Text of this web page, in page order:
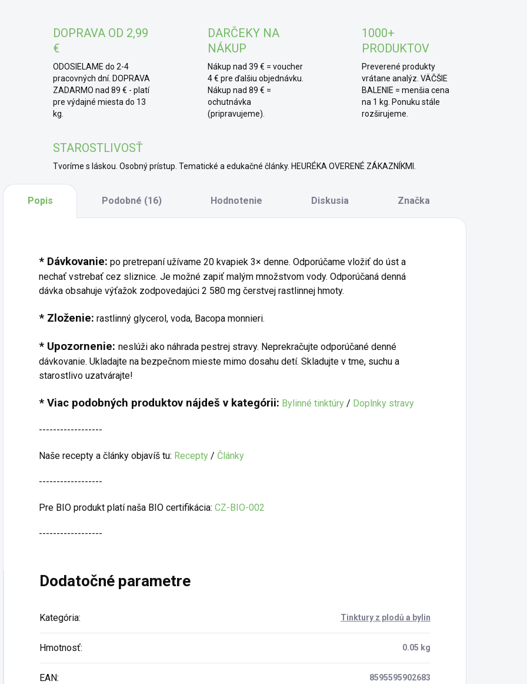
alebo naopak pre vyššiu vekovú skupinu či osoby s
psychicky náročným zamestnaním.
Bacopa je tiež významným antioxidantom a prispieva k
normálnej funkcii žlčníka.
DOPRAVA OD 2,99
€
ODOSIELAME do 2-4
pracovných dní. DOPRAVA
ZADARMO nad 89 € - platí
pre výdajné miesta do 13
kg.
DARČEKY NA
NÁKUP
Nákup nad 39 € = voucher
4 € pre ďalšiu objednávku.
Nákup nad 89 € =
ochutnávka
(pripravujeme).
1000+
PRODUKTOV
Preverené produkty
vrátane analýz. VÄČŠIE
BALENIE = menšia cena
na 1 kg. Ponuku stále
rozširujeme.
STAROSTLIVOSŤ
Tvoríme s láskou. Osobný prístup. Tematické a edukačné články. HEURÉKA OVERENÉ ZÁKAZNÍKMI.
Popis Podobné (16) Hodnotenie Diskusia Značka
* Dávkovanie: po pretrepaní užívame 20 kvapiek 3× denne. Odporúčame vložiť do úst a
nechať vstrebať cez sliznice. Je možné zapiť malým množstvom vody. Odporúčaná denná
dávka obsahuje výťažok zodpovedajúci 2 580 mg čerstvej rastlinnej hmoty.
* Zloženie: rastlinný glycerol, voda, Bacopa monnieri.
* Upozornenie: neslúži ako náhrada pestrej stravy. Neprekračujte odporúčané denné
dávkovanie. Ukladajte na bezpečnom mieste mimo dosahu detí. Skladujte v tme, suchu a
starostlivo uzatvárajte!
* Viac podobných produktov nájdeš v kategórii: Bylinné tinktúry / Doplnky stravy
------------------
Naše recepty a články objavíš tu: Recepty / Články
------------------
Pre BIO produkt platí naša BIO certifikácia: CZ-BIO-002
------------------
Dodatočné parametre
Kategória: Tinktury z plodů a bylin
Hmotnosť: 0.05 kg
EAN: 8595595902683